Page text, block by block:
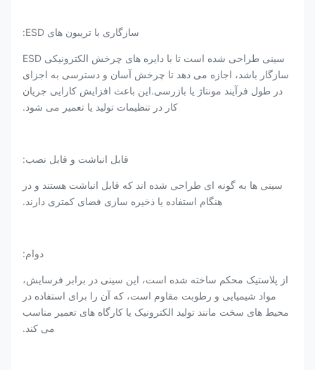
سازگاری با تریبون های ESD:
سینی طراحی شده است تا با دایره های چرخش الکترونیکی ESD
سازگار باشد، اجازه می دهد تا چرخش آسان و دسترسی به اجزای
در طول فرآیند مونتاژ یا بازرسی.این باعث افزایش کارایی جریان
کار در تنظیمات تولید یا تعمیر می شود.
قابل انباشت و قابل نصب:
سینی ها به گونه ای طراحی شده اند که قابل انباشت هستند و در
هنگام استفاده یا ذخیره سازی فضای کمتری دارند.
دوام:
از پلاستیک محکم ساخته شده است، این سینی در برابر فرسایش،
مواد شیمیایی و رطوبت مقاوم است، که آن را برای استفاده در
محیط های سخت مانند تولید الکترونیک یا کارگاه های تعمیر مناسب
می کند.